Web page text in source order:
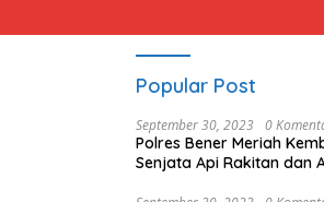
Popular Post
September 30, 2023 0
Polres Bener Meriah
Senjata Api Rakitan dan